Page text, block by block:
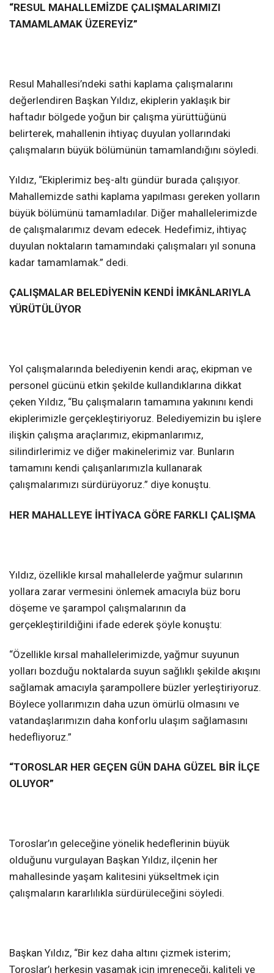
“RESUL MAHALLEMİZDE ÇALIŞMALARIMIZI
TAMAMLAMAK ÜZEREYİZ”
Resul Mahallesi’ndeki sathi kaplama çalışmalarını
değerlendiren Başkan Yıldız, ekiplerin yaklaşık bir
haftadır bölgede yoğun bir çalışma yürüttüğünü
belirterek, mahallenin ihtiyaç duyulan yollarındaki
çalışmaların büyük bölümünün tamamlandığını söyledi.
Yıldız, “Ekiplerimiz beş-altı gündür burada çalışıyor.
Mahallemizde sathi kaplama yapılması gereken yolların
büyük bölümünü tamamladılar. Diğer mahallelerimizde
de çalışmalarımız devam edecek. Hedefimiz, ihtiyaç
duyulan noktaların tamamındaki çalışmaları yıl sonuna
kadar tamamlamak.” dedi.
ÇALIŞMALAR BELEDİYENİN KENDİ İMKÂNLARIYLA
YÜRÜTÜLÜYOR
Yol çalışmalarında belediyenin kendi araç, ekipman ve
personel gücünü etkin şekilde kullandıklarına dikkat
çeken Yıldız, “Bu çalışmaların tamamına yakınını kendi
ekiplerimizle gerçekleştiriyoruz. Belediyemizin bu işlere
ilişkin çalışma araçlarımız, ekipmanlarımız,
silindirlerimiz ve diğer makinelerimiz var. Bunların
tamamını kendi çalışanlarımızla kullanarak
çalışmalarımızı sürdürüyoruz.” diye konuştu.
HER MAHALLEYE İHTİYACA GÖRE FARKLI ÇALIŞMA
Yıldız, özellikle kırsal mahallelerde yağmur sularının
yollara zarar vermesini önlemek amacıyla büz boru
döşeme ve şarampol çalışmalarının da
gerçekleştirildiğini ifade ederek şöyle konuştu:
“Özellikle kırsal mahallelerimizde, yağmur suyunun
yolları bozduğu noktalarda suyun sağlıklı şekilde akışını
sağlamak amacıyla şarampollere büzler yerleştiriyoruz.
Böylece yollarımızın daha uzun ömürlü olmasını ve
vatandaşlarımızın daha konforlu ulaşım sağlamasını
hedefliyoruz.”
“TOROSLAR HER GEÇEN GÜN DAHA GÜZEL BİR İLÇE
OLUYOR”
Toroslar’ın geleceğine yönelik hedeflerinin büyük
olduğunu vurgulayan Başkan Yıldız, ilçenin her
mahallesinde yaşam kalitesini yükseltmek için
çalışmaların kararlılıkla sürdürüleceğini söyledi.
Başkan Yıldız, “Bir kez daha altını çizmek isterim;
Toroslar’ı herkesin yaşamak için imreneceği, kaliteli ve